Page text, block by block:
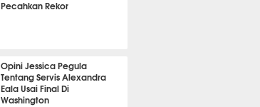
Pecahkan Rekor
Opini Jessica Pegula
Tentang Servis Alexandra
Eala Usai Final Di
Washington